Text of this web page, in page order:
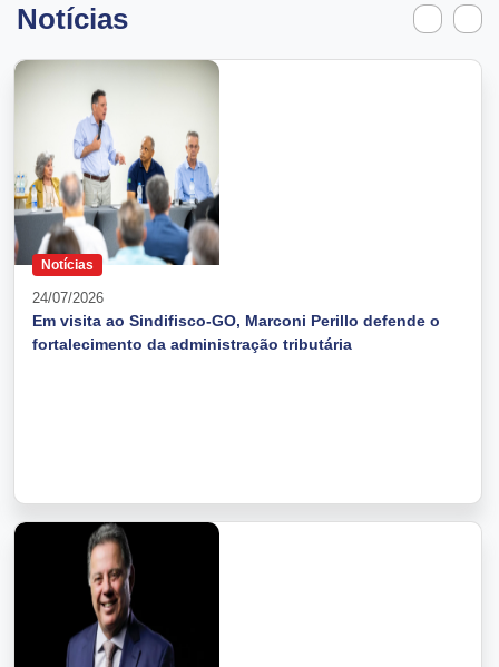
Notícias
Notícias
24/07/2026
Em visita ao Sindifisco-GO, Marconi Perillo defende o
fortalecimento da administração tributária